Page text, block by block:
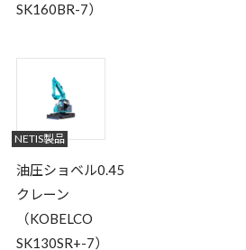
SK160BR-7）
NETIS製品
油圧ショベル0.45
クレーン
（KOBELCO
SK130SR+-7）